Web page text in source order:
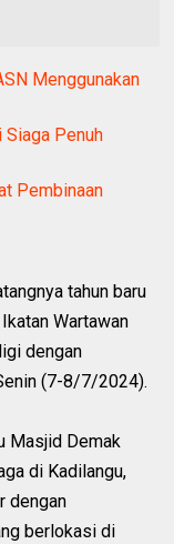
Menggunakan
Penuh
Pembinaan
tahun baru
Wartawan
dengan
(7-8/7/2024).
Masjid Demak
di Kadilangu,
dengan
berlokasi di